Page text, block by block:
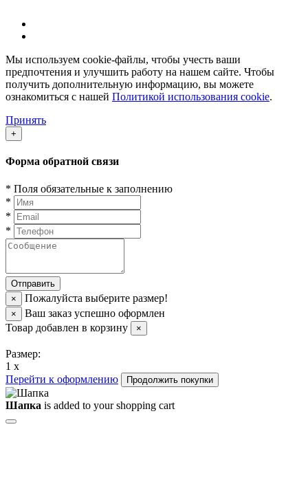
Мы используем cookie-файлы, чтобы учесть ваши
предпочтения и улучшить работу на нашем сайте. Чтобы
получить дополнительную информацию, вы можете
ознакомиться с нашей Политикой использования cookie.
Принять
+
Форма обратной связи
* Поля обязательные к заполнению
*
*
*
× Пожалуйста выберите размер!
×
Ваш заказ успешно оформлен
Товар добавлен в корзину
×
Размер:
1 x
Перейти к оформлению
Продолжить покупки
Шапка is added to your shopping cart